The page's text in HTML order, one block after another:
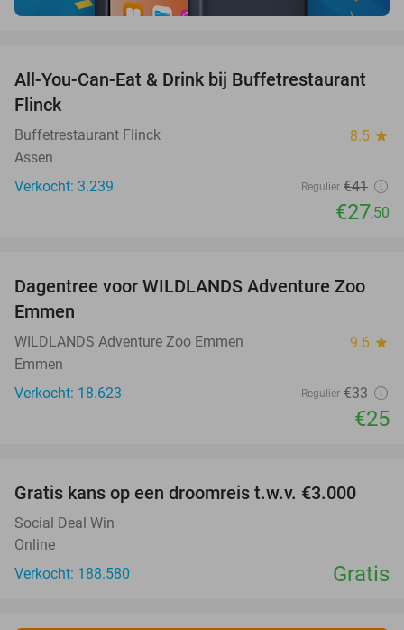
33%
All-You-Can-Eat & Drink bij Buffetrestaurant
Flinck
Buffetrestaurant Flinck 8.5 star
Assen
Verkocht: 3.239
Regulier €41
€27,50
24%
Dagentree voor WILDLANDS Adventure Zoo
Emmen
WILDLANDS Adventure Zoo Emmen 9.6 star
Emmen
Verkocht: 18.623
Regulier €33
€25
Gratis kans op een droomreis t.w.v. €3.000
Social Deal Win
Online
Verkocht: 188.580
Gratis